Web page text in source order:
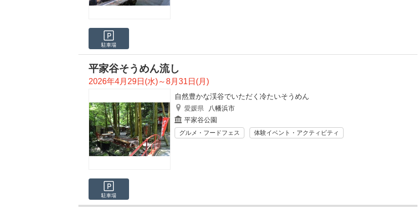
駐車場
平家谷そうめん流し
2026年4月29日(水)～8月31日(月)
自然豊かな渓谷でいただく冷たいそうめん
愛媛県
八幡浜市
平家谷公園
グルメ・フードフェス 体験イベント・アクティビティ
駐車場